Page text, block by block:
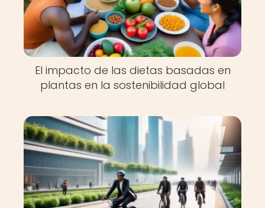
El impacto de las dietas basadas en
plantas en la sostenibilidad global